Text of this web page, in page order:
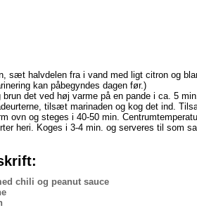
sæt halvdelen fra i vand med ligt citron og
kan påbegyndes dagen før.)
det ved høj varme på en pande i ca. 5
tilsæt marinaden og kog det ind.
ovn og steges i 40-50 min.
heri. Koges i 3-4 min. og serveres til som
chili og peanut sauce